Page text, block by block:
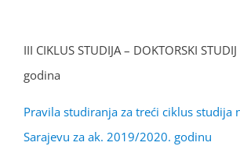
III CIKLUS STUDIJA – DOKTORSKI
godina
Pravila studiranja za treći ciklus studija
Sarajevu za ak. 2019/2020. godinu